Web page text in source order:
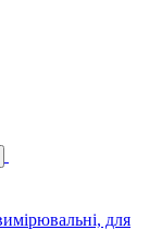
для